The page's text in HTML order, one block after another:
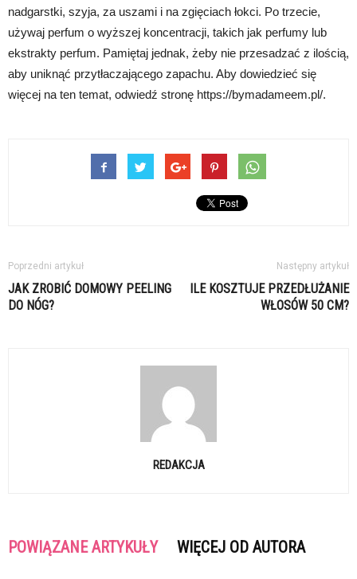
nadgarstki, szyja, za uszami i na zgięciach łokci. Po trzecie,
używaj perfum o wyższej koncentracji, takich jak perfumy lub
ekstrakty perfum. Pamiętaj jednak, żeby nie przesadzać z ilością,
aby uniknąć przytłaczającego zapachu. Aby dowiedzieć się
więcej na ten temat, odwiedź stronę https://bymadameem.pl/.
Poprzedni artykuł
JAK ZROBIĆ DOMOWY PEELING
DO NÓG?
Następny artykuł
ILE KOSZTUJE PRZEDŁUŻANIE
WŁOSÓW 50 CM?
REDAKCJA
POWIĄZANE ARTYKUŁY WIĘCEJ OD AUTORA